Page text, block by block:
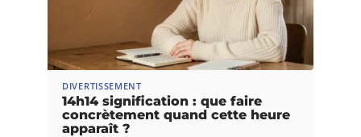
DIVERTISSEMENT
14h14 signification : que faire
concrètement quand cette heure
apparaît ?